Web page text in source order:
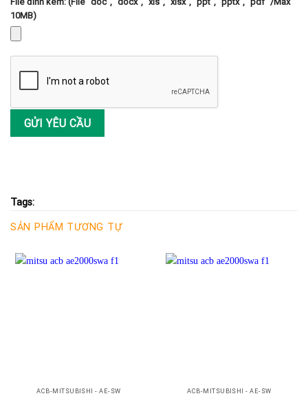
10MB)
Tags:
SẢN PHẨM TƯƠNG TỰ
ACB-MITSUBISHI - AE-SW ACB-MITSUBISHI - AE-SW